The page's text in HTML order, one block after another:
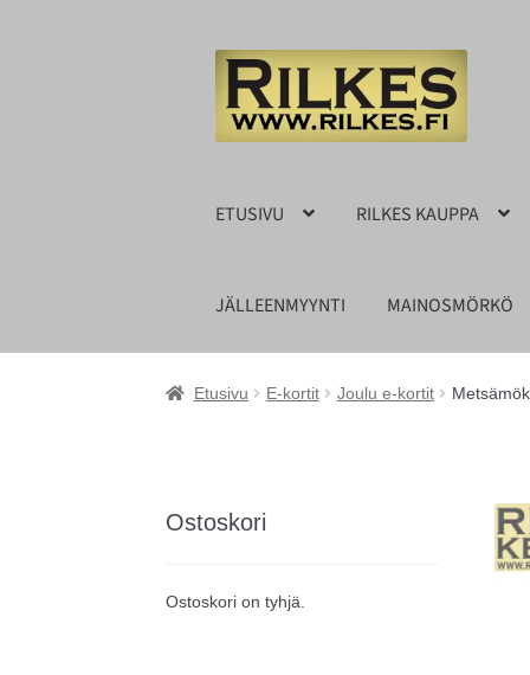
Siirry
navigointiin
Siirry
sisältöön
ETUSIVU RILKES KAUPPA
JÄLLEENMYYNTI MAINOSMÖRKÖ
Etusivu E-kortit Joulu e-kortit
Ostoskori
Ostoskori on tyhjä.